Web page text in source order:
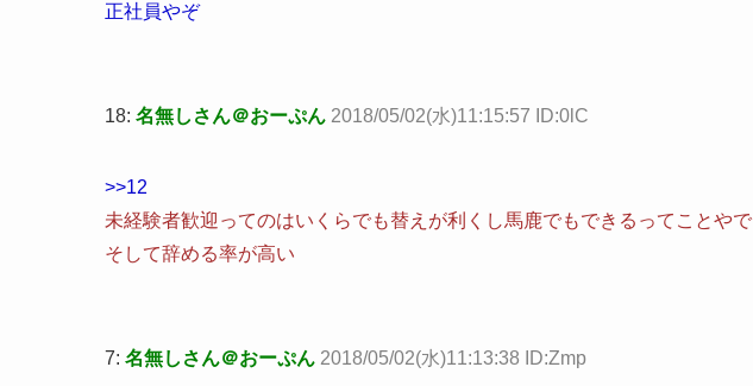
正社員やぞ
18: 名無しさん＠おーぷん 2018/05/02(水)11:15:57 ID:0lC
>>12
未経験者歓迎ってのはいくらでも替えが利くし馬鹿でもできるってことやで
そして辞める率が高い
7: 名無しさん＠おーぷん 2018/05/02(水)11:13:38 ID:Zmp